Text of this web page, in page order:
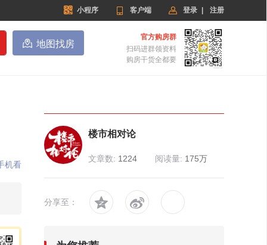
 小程序  客户端  登录 注册
 地图找房
官方购房群
扫码进群领资料
购房干货全都要
机看
楼市相对论
文章数: 1224 阅读量: 175万
分享至：  